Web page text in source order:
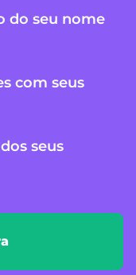
do seu nome
com seus
seus